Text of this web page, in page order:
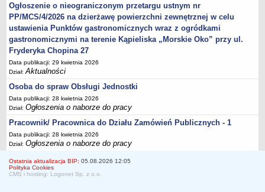
Ogłoszenie o nieograniczonym przetargu ustnym nr
PP/MCS/4/2026 na dzierżawę powierzchni zewnętrznej w celu
ustawienia Punktów gastronomicznych wraz z ogródkami
gastronomicznymi na terenie Kąpieliska „Morskie Oko” przy ul.
Fryderyka Chopina 27
Data publikacji: 29 kwietnia 2026
Dział:Aktualności
Osoba do spraw Obsługi Jednostki
Data publikacji: 28 kwietnia 2026
Dział:Ogłoszenia o naborze do pracy
Pracownik/ Pracownica do Działu Zamówień Publicznych - 1
Data publikacji: 28 kwietnia 2026
Dział:Ogłoszenia o naborze do pracy
Ostatnia aktualizacja BIP: 05.08.2026 12:05
Polityka Cookies
CMS i hosting: Logonet Sp. z o.o.